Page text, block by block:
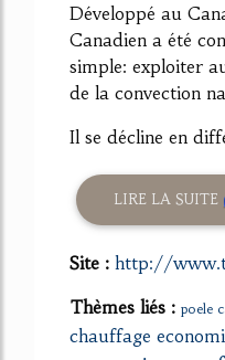
Développé au
Canadien a été
simple: exploiter
de la convection
Il se décline en
LIRE LA SUITE
Site : http://
Thèmes liés : poele
chauffage